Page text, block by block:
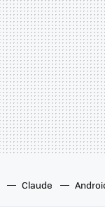
Claude